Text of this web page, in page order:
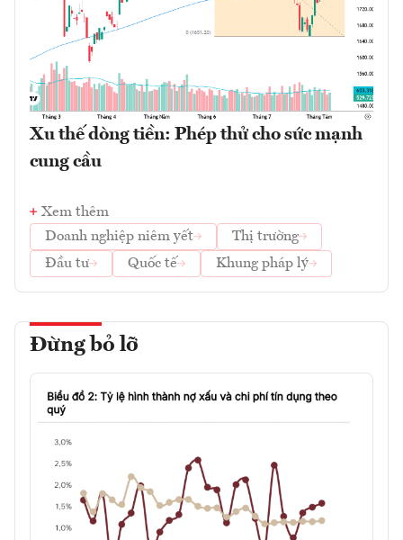
Xu thế dòng tiền: Phép thử cho sức mạnh
cung cầu
Xem thêm
Doanh nghiệp niêm yết
Thị trường
Đầu tư
Quốc tế Khung pháp lý
Đừng bỏ lỡ